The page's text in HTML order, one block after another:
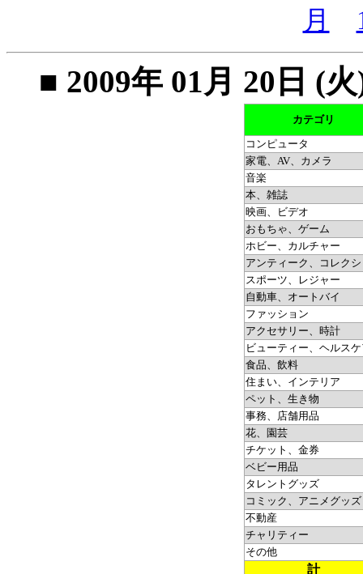
月
■ 2009年 01月 20日 (
カテゴリ
コンピュータ
家電、AV、カメラ
音楽
本、雑誌
映画、ビデオ
おもちゃ、ゲーム
ホビー、カルチャー
アンティーク、コレク
スポーツ、レジャー
自動車、オートバイ
ファッション
アクセサリー、時計
ビューティー、ヘルス
食品、飲料
住まい、インテリア
ペット、生き物
事務、店舗用品
花、園芸
チケット、金券
ベビー用品
タレントグッズ
コミック、アニメグッズ
不動産
チャリティー
その他
計